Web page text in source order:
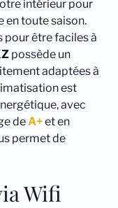
intérieur pour
toute saison.
pour être faciles à
possède un
adaptées à
est
avec
deA+et en
permet de
Wifi